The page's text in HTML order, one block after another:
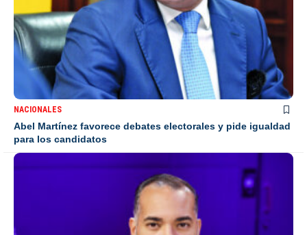
NACIONALES
Abel Martínez favorece debates electorales y pide igualdad
para los candidatos